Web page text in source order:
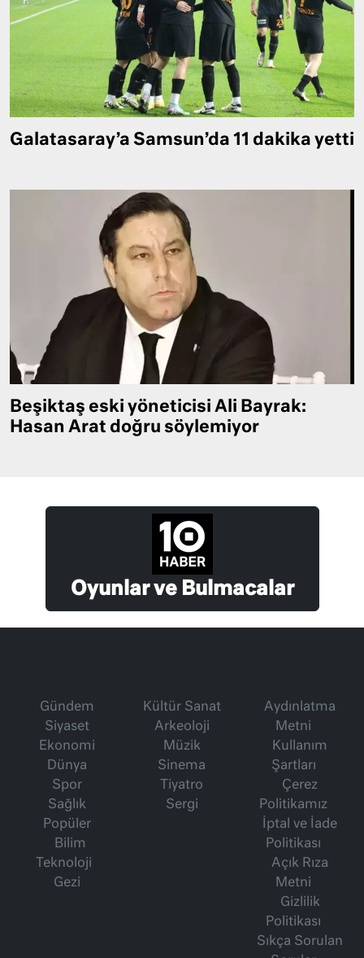
Galatasaray’a Samsun’da 11 dakika yetti
Beşiktaş eski yöneticisi Ali Bayrak:
Hasan Arat doğru söylemiyor
Oyunlar ve Bulmacalar
Gündem
Siyaset
Ekonomi
Dünya
Spor
Sağlık
Popüler
Bilim
Teknoloji
Gezi
Kültür Sanat
Arkeoloji
Müzik
Sinema
Tiyatro
Sergi
Aydınlatma
Metni
Kullanım
Şartları
Çerez
Politikamız
İptal ve İade
Politikası
Açık Rıza
Metni
Gizlilik
Politikası
Sıkça Sorulan